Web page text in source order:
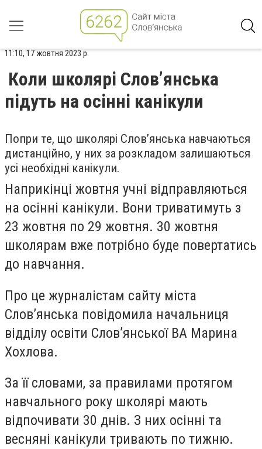
11:10, 17 жовтня 2023 р.
Коли школярі Слов’янська
підуть на осінні канікули
Попри те, що школярі Слов’янська навчаються
дистанційно, у них за розкладом залишаються
усі необхідні канікули.
Наприкінці жовтня учні відправляються
на осінні канікули. Вони триватимуть з
23 жовтня по 29 жовтня. 30 жовтня
школярам вже потрібно буде повертатись
до навчання.
Про це журналістам сайту міста
Слов’янська повідомила начальниця
відділу освіти Слов’янської ВА Марина
Хохлова.
За її словами, за правилами протягом
навчального року школярі мають
відпочивати 30 днів. З них осінні та
весняні канікули тривають по тижню.